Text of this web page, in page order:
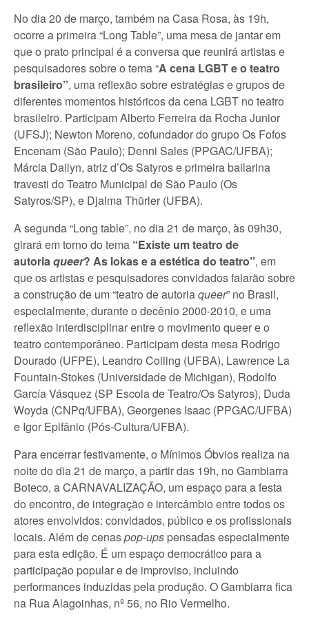
No dia 20 de março, também na Casa Rosa, às 19h,
ocorre a primeira “Long Table”, uma mesa de jantar em
que o prato principal é a conversa que reunirá artistas e
pesquisadores sobre o tema “A cena LGBT e o teatro
brasileiro”, uma reflexão sobre estratégias e grupos de
diferentes momentos históricos da cena LGBT no teatro
brasileiro. Participam Alberto Ferreira da Rocha Junior
(UFSJ); Newton Moreno, cofundador do grupo Os Fofos
Encenam (São Paulo); Denni Sales (PPGAC/UFBA);
Márcia Dailyn, atriz d’Os Satyros e primeira bailarina
travesti do Teatro Municipal de São Paulo (Os
Satyros/SP), e Djalma Thürler (UFBA).
A segunda “Long table”, no dia 21 de março, às 09h30,
girará em torno do tema “Existe um teatro de
autoriaqueer? As lokas e a estética do teatro”, em
que os artistas e pesquisadores convidados falarão sobre
a construção de um “teatro de autoriaqueer” no Brasil,
especialmente, durante o decênio 2000-2010, e uma
reflexão interdisciplinar entre o movimento queer e o
teatro contemporâneo. Participam desta mesa Rodrigo
Dourado (UFPE), Leandro Colling (UFBA), Lawrence La
Fountain-Stokes (Universidade de Michigan), Rodolfo
García Vásquez (SP Escola de Teatro/Os Satyros), Duda
Woyda (CNPq/UFBA), Georgenes Isaac (PPGAC/UFBA)
e Igor Epifânio (Pós-Cultura/UFBA).
Para encerrar festivamente, o Mínimos Óbvios realiza na
noite do dia 21 de março, a partir das 19h, no Gambiarra
Boteco, a CARNAVALIZAÇÃO, um espaço para a festa
do encontro, de integração e intercâmbio entre todos os
atores envolvidos: convidados, público e os profissionais
locais. Além de cenaspop-ups pensadas especialmente
para esta edição. É um espaço democrático para a
participação popular e de improviso, incluindo
performances induzidas pela produção. O Gambiarra fica
na Rua Alagoinhas, nº 56, no Rio Vermelho.